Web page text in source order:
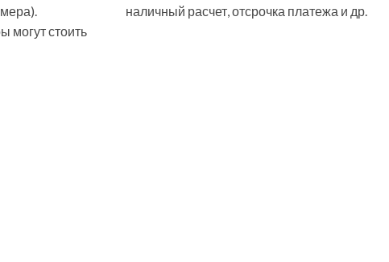
могут стоить
наличный расчет, отсрочка платежа и др.